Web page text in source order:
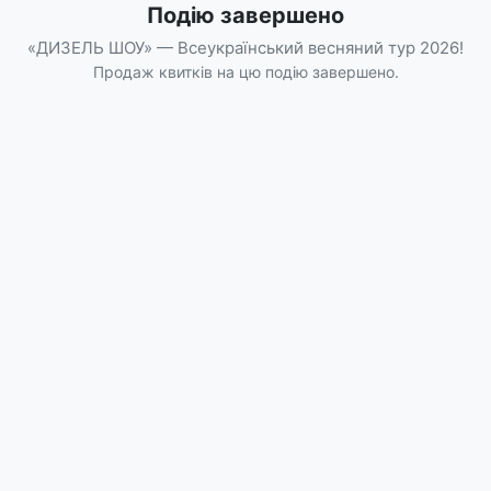
Подію завершено
«ДИЗЕЛЬ ШОУ» — Всеукраїнський весняний тур 2026!
Продаж квитків на цю подію завершено.